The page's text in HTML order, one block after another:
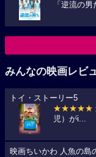
「逆流の男
みんなの映画レビ
トイ・ストーリー5
★★★★★
児）がi...
映画ちいかわ 人魚の島